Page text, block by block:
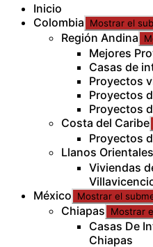
Inicio
Colombia
Mostrar el
Región Andina
Mejores
Casas de
Proyectos
Proyectos
Proyectos
Costa del Caribe
Proyectos
Llanos Orientales
Viviendas
México
Mostrar el
Chiapas Mostrar
Casas De
Chiapas